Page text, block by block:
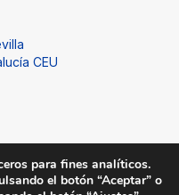
CEU
para fines analíticos.
el botón “Aceptar” o